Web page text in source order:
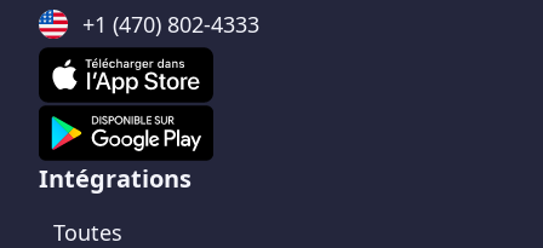
+1 (470) 802-4333
Intégrations
Toutes